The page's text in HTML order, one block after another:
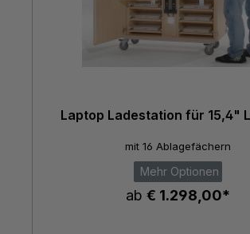
Laptop Ladestation für 15,4"
mit 16 Ablagefächern
Mehr Optionen
ab € 1.298,00*